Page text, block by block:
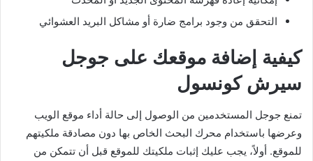
التحقق من وجود برامج ضارة أو مشاكل البريد العشوائي
كيفية إضافة موقعك على جوجل
سيرش كونسول
تمنع جوجل المستخدمين من الوصول إلى حالة أداء موقع الويب
وعرضها باستخدام محرك البحث الخاص بها دون مصادقة ملكيتهم
للموقع. أولاً، يجب عليك إثبات ملكيتك للموقع قبل أن تتمكن من